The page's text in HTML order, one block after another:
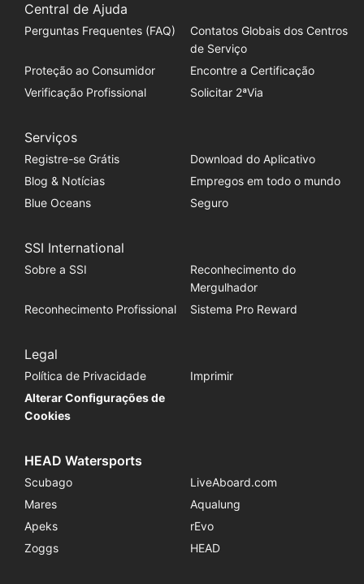
Central de Ajuda
Perguntas Frequentes (FAQ)
Contatos Globais dos Centros
de Serviço
Proteção ao Consumidor
Encontre a Certificação
Verificação Profissional
Solicitar 2ªVia
Serviços
Registre-se Grátis
Download do Aplicativo
Blog & Notícias
Empregos em todo o mundo
Blue Oceans
Seguro
SSI International
Sobre a SSI
Reconhecimento do
Mergulhador
Reconhecimento Profissional
Sistema Pro Reward
Legal
Política de Privacidade
Imprimir
Alterar Configurações de
Cookies
HEAD Watersports
Scubago
LiveAboard.com
Mares
Aqualung
Apeks
rEvo
Zoggs
HEAD